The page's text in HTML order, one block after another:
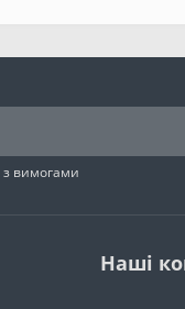
з вимогами
Наші